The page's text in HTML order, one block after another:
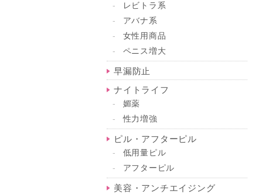
レビトラ系
アバナ系
女性用商品
ペニス増大
早漏防止
ナイトライフ
媚薬
性力増強
ピル・アフターピル
低用量ピル
アフターピル
美容・アンチエイジング